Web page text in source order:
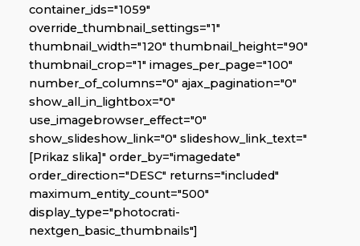
container_ids="1059"
override_thumbnail_settings="1"
thumbnail_width="120" thumbnail_height="90"
thumbnail_crop="1" images_per_page="100"
number_of_columns="0" ajax_pagination="0"
show_all_in_lightbox="0"
use_imagebrowser_effect="0"
show_slideshow_link="0" slideshow_link_text="
[Prikaz slika]" order_by="imagedate"
order_direction="DESC" returns="included"
maximum_entity_count="500"
display_type="photocrati-
nextgen_basic_thumbnails"]